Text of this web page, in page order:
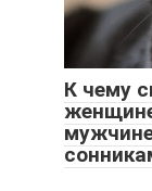
К чему